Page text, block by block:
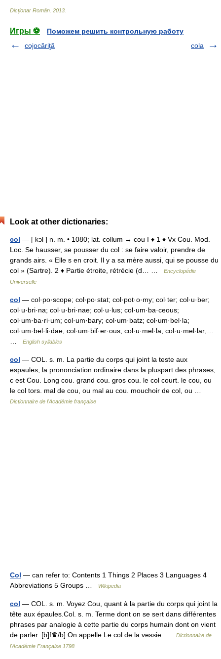
Dicționar Român 2013
Игры ⚽
Поможем решить контрольную работу
cojocăriţă
cola
Look at other dictionaries:
col — [ kɔl ] n. m. • 1080; lat. collum → cou I ♦ 1 ♦ Vx Cou. Mod.
Loc. Se hausser, se pousser du col : se faire valoir, prendre de
grands airs. « Elle s en croit. Il y a sa mère aussi, qui se pousse du
col » (Sartre). 2 ♦ Partie étroite, rétrécie (d… …
Encyclopédie
Universelle
col — col·po·scope; col·po·stat; col·pot·o·my; col·ter; col·u·ber;
col·u·bri·na; col·u·bri·nae; col·u·lus; col·um·ba·ceous;
col·um·ba·ri·um; col·um·bary; col·um·batz; col·um·bel·la;
col·um·bel·li·dae; col·um·bif·er·ous; col·u·mel·la; col·u·mel·lar;…
English syllables
col — COL. s. m. La partie du corps qui joint la teste aux
espaules, la prononciation ordinaire dans la pluspart des phrases,
c est Cou. Long cou. grand cou. gros cou. le col court. le cou, ou
le col tors. mal de cou, ou mal au cou. mouchoir de col, ou …
Dictionnaire de l'Académie française
Col — can refer to: Contents 1 Things 2 Places 3 Languages 4
Abbreviations 5 Groups …
Wikipedia
col — COL. s. m. Voyez Cou, quant à la partie du corps qui joint la
tête aux épaules.Col. s. m. Terme dont on se sert dans différentes
phrases par analogie à cette partie du corps humain dont on vient
de parler. [b]f♛/b] On appelle Le col de la vessie …
Dictionnaire de
l'Académie Française 1798